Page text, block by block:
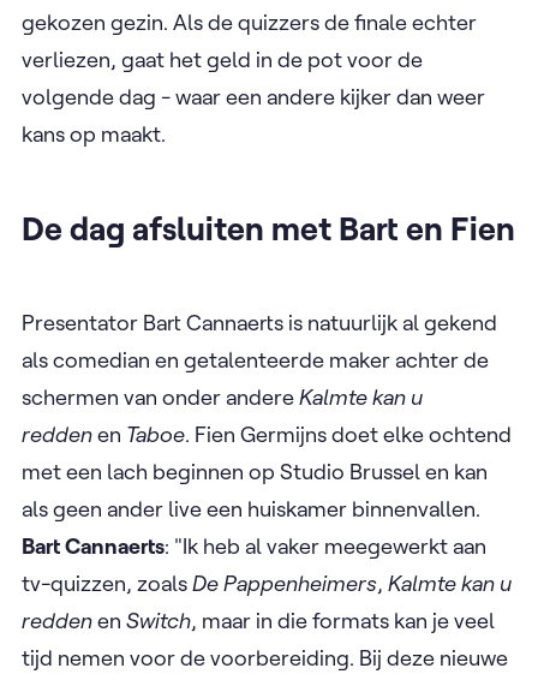
gekozen gezin. Als de quizzers de finale echter
verliezen, gaat het geld in de pot voor de
volgende dag - waar een andere kijker dan weer
kans op maakt.
De dag afsluiten met Bart en Fien
Presentator Bart Cannaerts is natuurlijk al gekend
als comedian en getalenteerde maker achter de
schermen van onder andereKalmte kan u
reddenen Taboe. Fien Germijns doet elke ochtend
met een lach beginnen op Studio Brussel en kan
als geen ander live een huiskamer binnenvallen.
Bart Cannaerts: "Ik heb al vaker meegewerkt aan
tv-quizzen, zoalsDe Pappenheimers, Kalmte kan u
reddenen Switch, maar in die formats kan je veel
tijd nemen voor de voorbereiding. Bij deze nieuwe